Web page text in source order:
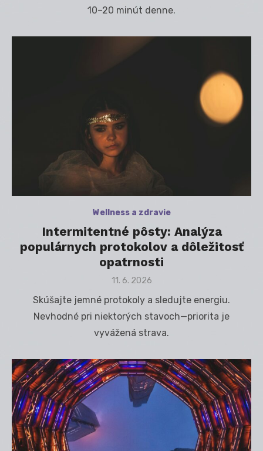
10–20 minút denne.
Wellness a zdravie
Intermitentné pôsty: Analýza
populárnych protokolov a dôležitosť
opatrnosti
Posted
11. 6. 2026
Skúšajte jemné protokoly a sledujte energiu.
Nevhodné pri niektorých stavoch—priorita je
vyvážená strava.